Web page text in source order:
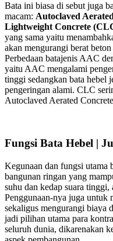
Bata ini biasa di sebut juga
macam: Autoclaved
Lightweight Concrete
yang sama yaitu
akan mengurangi berat
Perbedaan batajenis AAC
yaitu AAC mengalami
tinggi sedangkan bata hebel
pengeringan alami. CLC
Autoclaved Aerated
Fungsi Bata Hebel |
Kegunaan dan fungsi utama
bangunan ringan yang
suhu dan kedap suara
Penggunaan-nya juga untuk
sekaligus mengurangi biaya
jadi pilihan utama para
seluruh dunia, dikarenakan